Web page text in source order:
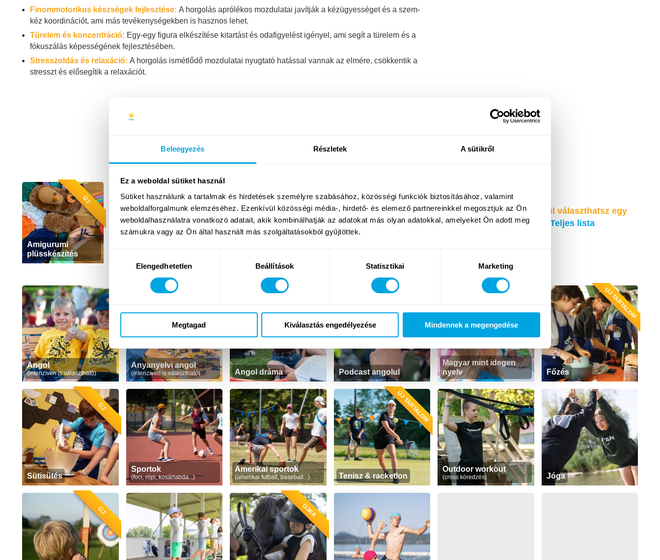
Beleegyezés Részletek A sütikről
Ez a weboldal sütiket használ
Sütiket használunk a tartalmak és hirdetések személyre szabásához, közösségi funkciók biztosításához, valamint
weboldalforgalmunk elemzéséhez. Ezenkívül közösségi média-, hirdető- és elemező partnereinkkel megosztjuk az Ön
weboldalhasználatra vonatkozó adatait, akik kombinálhatják az adatokat más olyan adatokkal, amelyeket Ön adott meg
számukra vagy az Ön által használt más szolgáltatásokból gyűjtöttek.
kiválasztásaElengedhetetlen Beállítások Statisztikai Marketing
Megtagad Kiválasztás engedélyezése Mindennek a megengedése
Finommotorikus készségek fejlesztése: A horgolás aprólékos mozdulatai javítják a kézügyességet és a szem-
kéz koordinációt, ami más tevékenységekben is hasznos lehet.
Türelem és koncentráció: Egy-egy figura elkészítése kitartást és odafigyelést igényel, ami segít a türelem és a
fókuszálás képességének fejlesztésében.
Stresszoldás és relaxáció: A horgolás ismétlődő mozdulatai nyugtató hatással vannak az elmére, csökkentik a
stresszt és elősegítik a relaxációt.
Milyen foglalkozásokkal kombinálható?
ÚJ
Amigurumi
plüsskészítés
+
Egy Funside Balaton turnus két foglalkozásból épül fel, az alábbiak közül választhatsz egy
második foglalkozást is (pl. Amigurumi plüsskészítés + Tenisz)!
Teljes lista
Angol
(intenzíven is választható)
Anyanyelvi angol
(intenzíven is választható) Angol dráma Podcast angolul
Magyar mint idegen
nyelv
ÚJ TARTALOM
Főzés
ÚJ
Sütisütés
Sportok
(foci, röpi, kosárlabda...)
Amerikai sportok
(amerikai futball, baseball...)
ÚJ TARTALOM
Tenisz & racketlon
Outdoor workout
(cross köredzés) Jóga
ÚJ ÚJRA